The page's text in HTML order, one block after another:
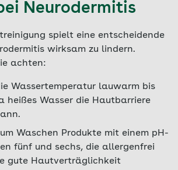
Neurodermitis
spielt eine entscheidende
wirksam zu lindern.
achten:
Wassertemperatur lauwarm bis
heißes Wasser die Hautbarriere
Waschen Produkte mit einem pH-
fünf und sechs, die allergenfrei
gute Hautverträglichkeit